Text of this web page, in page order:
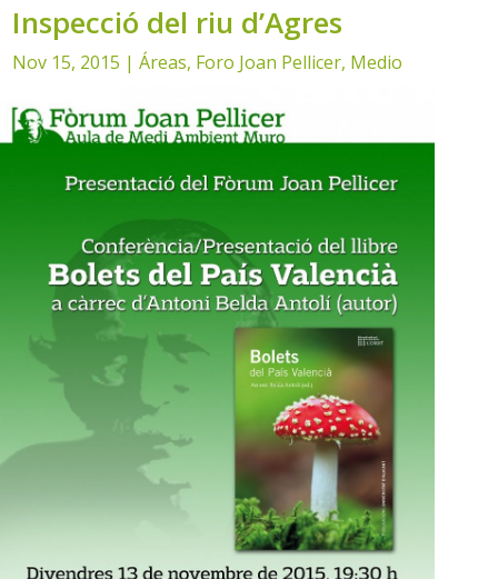
Inspecció del riu d’Agres
Nov 15, 2015 |Áreas, Foro Joan Pellicer, Medio